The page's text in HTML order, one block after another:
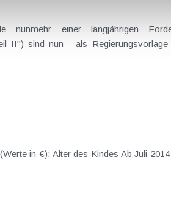
nunmehr einer langjährigen
II") sind nun - als